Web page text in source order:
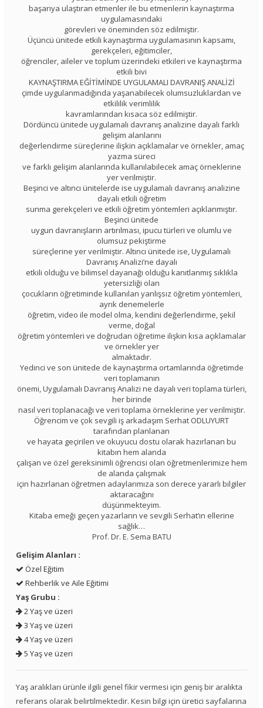
başarıya ulaştıran etmenler ile bu etmenlerin kaynaştırma
uygulamasındaki
görevleri ve öneminden söz edilmiştir.
Üçüncü ünitede etkili kaynaştırma uygulamasının kapsamı,
gerekçeleri, eğitimciler,
öğrenciler, aileler ve toplum üzerindeki etkileri ve kaynaştırma
etkili bivi
KAYNAŞTIRMA EĞİTİMİNDE UYGULAMALI DAVRANIŞ ANALİZİ
çimde uygulanmadığında yaşanabilecek olumsuzluklardan ve
etkililik verimlilik
kavramlarından kısaca söz edilmiştir.
Dördüncü ünitede uygulamalı davranış analizine dayalı farklı
gelişim alanlarını
değerlendirme süreçlerine ilişkin açıklamalar ve örnekler, amaç
yazma süreci
ve farklı gelişim alanlarında kullanılabilecek amaç örneklerine
yer verilmiştir.
Beşinci ve altıncı ünitelerde ise uygulamalı davranış analizine
dayalı etkili öğretim
sunma gerekçeleri ve etkili öğretim yöntemleri açıklanmıştır.
Beşinci ünitede
uygun davranışların artırılması, ipucu türleri ve olumlu ve
olumsuz pekiştirme
süreçlerine yer verilmiştir. Altıncı ünitede ise, Uygulamalı
Davranış Analizi’ne dayalı
etkili olduğu ve bilimsel dayanağı olduğu kanıtlanmış sıklıkla
yetersizliği olan
çocukların öğretiminde kullanılan yanlışsız öğretim yöntemleri,
ayrık denemelerle
öğretim, video ile model olma, kendini değerlendirme, şekil
verme, doğal
öğretim yöntemleri ve doğrudan öğretime ilişkin kısa açıklamalar
ve örnekler yer
almaktadır.
Yedinci ve son ünitede de kaynaştırma ortamlarında öğretimde
veri toplamanın
önemi, Uygulamalı Davranış Analizi ne dayalı veri toplama türleri,
her birinde
nasıl veri toplanacağı ve veri toplama örneklerine yer verilmiştir.
Öğrencim ve çok sevgili iş arkadaşım Serhat ODLUYURT
tarafından planlanan
ve hayata geçirilen ve okuyucu dostu olarak hazırlanan bu
kitabın hem alanda
çalışan ve özel gereksinimli öğrencisi olan öğretmenlerimize hem
de alanda çalışmak
için hazırlanan öğretmen adaylarımıza son derece yararlı bilgiler
aktaracağını
düşünmekteyim.
Kitaba emeği geçen yazarların ve sevgili Serhat’ın ellerine
sağlık…
Prof. Dr. E. Sema BATU
Gelişim Alanları :
Özel Eğitim
Rehberlik ve Aile Eğitimi
Yaş Grubu :
2 Yaş ve üzeri
3 Yaş ve üzeri
4 Yaş ve üzeri
5 Yaş ve üzeri
Yaş aralıkları ürünle ilgili genel fikir vermesi için geniş bir aralıkta
referans olarak belirtilmektedir. Kesin bilgi için üretici sayfalarına